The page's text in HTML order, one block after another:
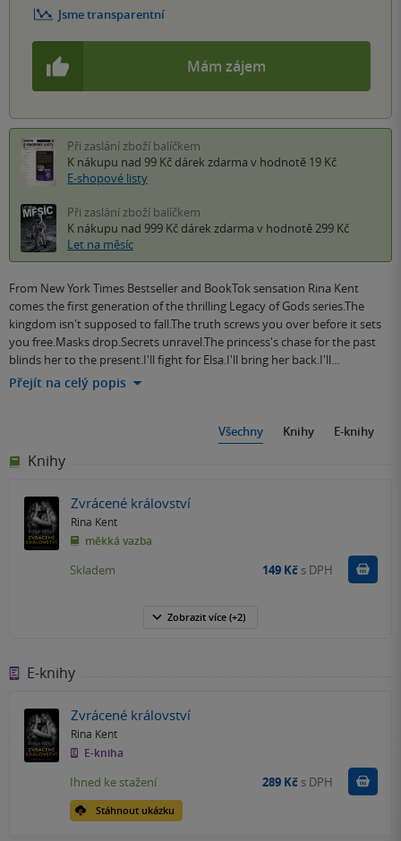
Mám zájem
Jsme transparentní
Při zaslání zboží balíčkem
K nákupu nad 99 Kč dárek zdarma v hodnotě 19 Kč
E-shopové listy
Při zaslání zboží balíčkem
K nákupu nad 999 Kč dárek zdarma v hodnotě 299 Kč
Let na měsíc
From New York Times Bestseller and BookTok sensation Rina Kent
comes the first generation of the thrilling Legacy of Gods series.The
kingdom isn't supposed to fall.The truth screws you over before it sets
you free.Masks drop.Secrets unravel.The princess's chase for the past
blinds her to the present.I'll fight for Elsa.I'll bring her back.I'll…
Přejít na celý popis
Všechny Knihy E-knihy
Knihy
Zvrácené království
Rina Kent
měkká vazba
Skladem 149 Kč s DPH
Zobrazit více (+2)
E-knihy
Zvrácené království
Rina Kent
E-kniha
Stáhnout ukázku
Ihned ke stažení 289 Kč s DPH Koupit